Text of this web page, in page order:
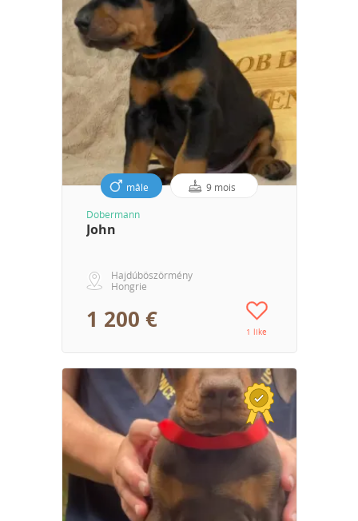
mâle 9 mois
Dobermann
John
Hajdúböszörmény
Hongrie
1 200 € 1 like